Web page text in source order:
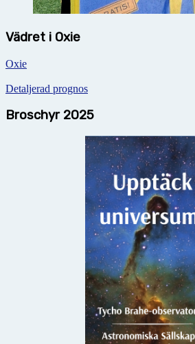
Vädret i Oxie
Oxie
Detaljerad prognos
Broschyr 2025